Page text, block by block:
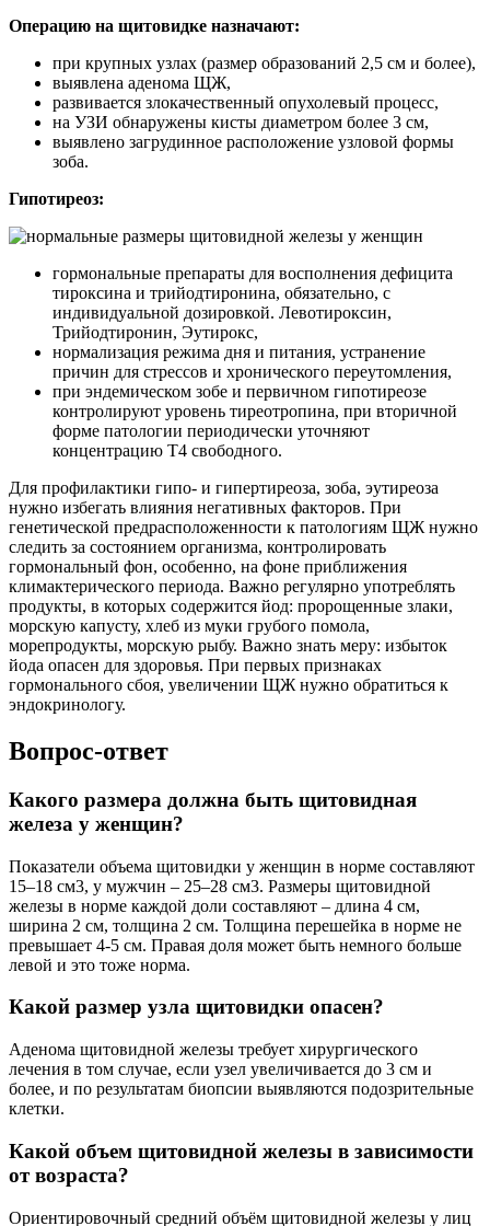
Операцию на щитовидке назначают:
при крупных узлах (размер образований 2,5 см и более),
выявлена аденома ЩЖ,
развивается злокачественный опухолевый процесс,
на УЗИ обнаружены кисты диаметром более 3 см,
выявлено загрудинное расположение узловой формы
зоба.
Гипотиреоз:
гормональные препараты для восполнения дефицита
тироксина и трийодтиронина, обязательно, с
индивидуальной дозировкой. Левотироксин,
Трийодтиронин, Эутирокс,
нормализация режима дня и питания, устранение
причин для стрессов и хронического переутомления,
при эндемическом зобе и первичном гипотиреозе
контролируют уровень тиреотропина, при вторичной
форме патологии периодически уточняют
концентрацию Т4 свободного.
Для профилактики гипо- и гипертиреоза, зоба, эутиреоза
нужно избегать влияния негативных факторов. При
генетической предрасположенности к патологиям ЩЖ нужно
следить за состоянием организма, контролировать
гормональный фон, особенно, на фоне приближения
климактерического периода. Важно регулярно употреблять
продукты, в которых содержится йод: пророщенные злаки,
морскую капусту, хлеб из муки грубого помола,
морепродукты, морскую рыбу. Важно знать меру: избыток
йода опасен для здоровья. При первых признаках
гормонального сбоя, увеличении ЩЖ нужно обратиться к
эндокринологу.
Вопрос-ответ
Какого размера должна быть щитовидная
железа у женщин?
Показатели объема щитовидки у женщин в норме составляют
15–18 см3, у мужчин – 25–28 см3. Размеры щитовидной
железы в норме каждой доли составляют – длина 4 см,
ширина 2 см, толщина 2 см. Толщина перешейка в норме не
превышает 4-5 см. Правая доля может быть немного больше
левой и это тоже норма.
Какой размер узла щитовидки опасен?
Аденома щитовидной железы требует хирургического
лечения в том случае, если узел увеличивается до 3 см и
более, и по результатам биопсии выявляются подозрительные
клетки.
Какой объем щитовидной железы в зависимости
от возраста?
Ориентировочный средний объём щитовидной железы у лиц